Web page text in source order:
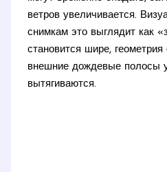
ветров увеличивается.
снимкам это выглядит как
становится шире,
внешние дождевые полосы
вытягиваются.